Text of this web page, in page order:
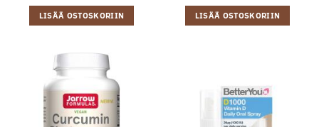
LISÄÄ OSTOSKORIIN LISÄÄ OSTOSKORIIN